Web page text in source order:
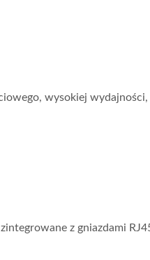
wysokiej wydajności,
z gniazdami